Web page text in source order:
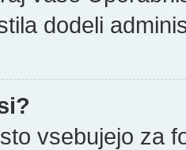
dodeli
vsebujejo za